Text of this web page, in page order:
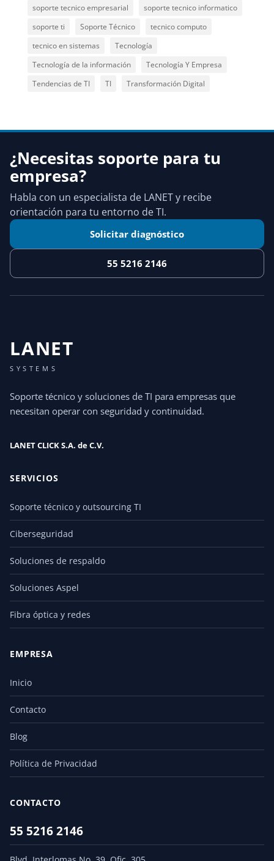
soporte tecnico empresarial
soporte tecnico informatico
soporte ti
Soporte Técnico
tecnico computo
tecnico en sistemas
Tecnología
Tecnología de la información
Tecnología Y Empresa
Tendencias de TI
TI Transformación Digital
¿Necesitas soporte para tu
empresa?
Habla con un especialista de LANET y recibe
orientación para tu entorno de TI.
Solicitar diagnóstico
55 5216 2146
LANET
SYSTEMS
Soporte técnico y soluciones de TI para empresas que
necesitan operar con seguridad y continuidad.
LANET CLICK S.A. de C.V.
SERVICIOS
Soporte técnico y outsourcing TI
Ciberseguridad
Soluciones de respaldo
Soluciones Aspel
Fibra óptica y redes
EMPRESA
Inicio
Contacto
Blog
Política de Privacidad
CONTACTO
55 5216 2146